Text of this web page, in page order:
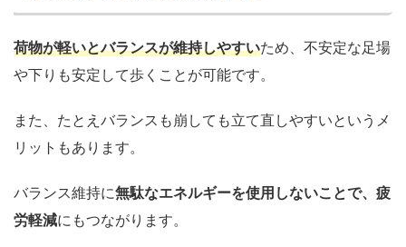
荷物が軽いとバランスが維持しやすいため、不安定な足場
や下りも安定して歩くことが可能です。
また、たとえバランスも崩しても立て直しやすいというメ
リットもあります。
バランス維持に無駄なエネルギーを使用しないことで、疲
労軽減にもつながります。